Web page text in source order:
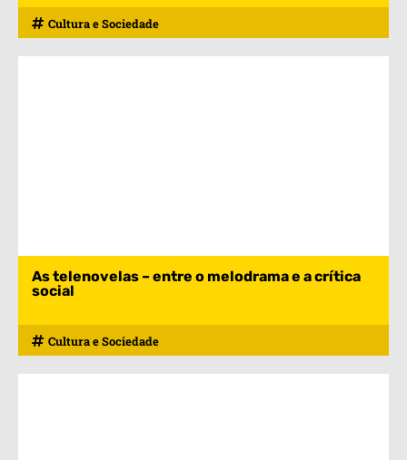
Cultura e Sociedade
As telenovelas – entre o melodrama e a crítica
social
Cultura e Sociedade